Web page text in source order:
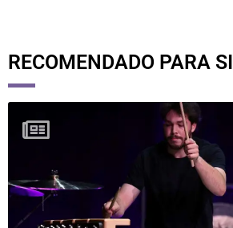
RECOMENDADO PARA SI